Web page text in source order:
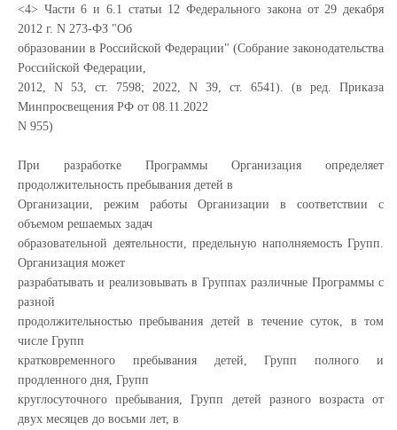
<4> Части 6 и 6.1 статьи 12 Федерального закона от 29 декабря
2012 г. N 273-ФЗ "Об
образовании в Российской Федерации" (Собрание законодательства
Российской Федерации,
2012, N 53, ст. 7598; 2022, N 39, ст. 6541). (в ред. Приказа
Минпросвещения РФ от 08.11.2022
N 955)
При разработке Программы Организация определяет
продолжительность пребывания детей в
Организации, режим работы Организации в соответствии с
объемом решаемых задач
образовательной деятельности, предельную наполняемость Групп.
Организация может
разрабатывать и реализовывать в Группах различные Программы с
разной
продолжительностью пребывания детей в течение суток, в том
числе Групп
кратковременного пребывания детей, Групп полного и
продленного дня, Групп
круглосуточного пребывания, Групп детей разного возраста от
двух месяцев до восьми лет, в